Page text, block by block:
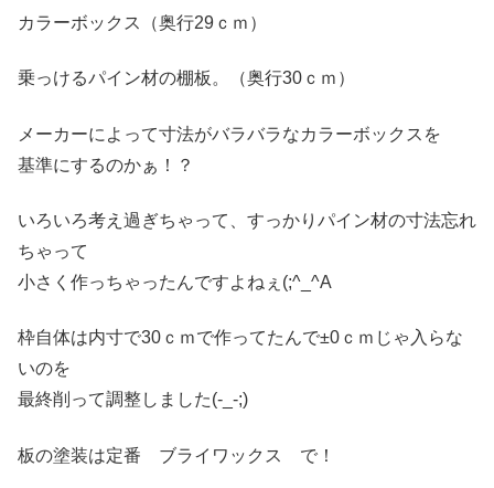
カラーボックス（奥行29ｃｍ）
乗っけるパイン材の棚板。（奥行30ｃｍ）
メーカーによって寸法がバラバラなカラーボックスを
基準にするのかぁ！？
いろいろ考え過ぎちゃって、すっかりパイン材の寸法忘れ
ちゃって
小さく作っちゃったんですよねぇ(;^_^A
枠自体は内寸で30ｃｍで作ってたんで±0ｃｍじゃ入らな
いのを
最終削って調整しました(-_-;)
板の塗装は定番 ブライワックス で！